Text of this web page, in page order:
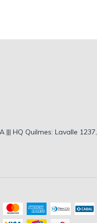
||| HQ Quilmes: Lavalle 1237,